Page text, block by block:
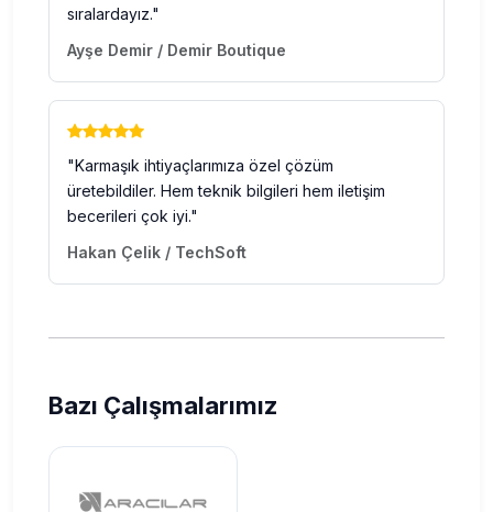
sıralardayız."
Ayşe Demir / Demir Boutique
"Karmaşık ihtiyaçlarımıza özel çözüm
üretebildiler. Hem teknik bilgileri hem iletişim
becerileri çok iyi."
Hakan Çelik / TechSoft
Bazı Çalışmalarımız